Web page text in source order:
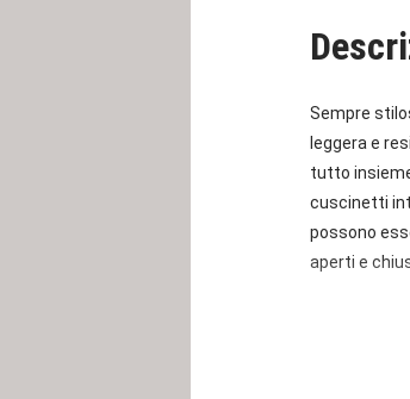
Sempre
leggera e
tutto
cuscinetti
possono
aperti e